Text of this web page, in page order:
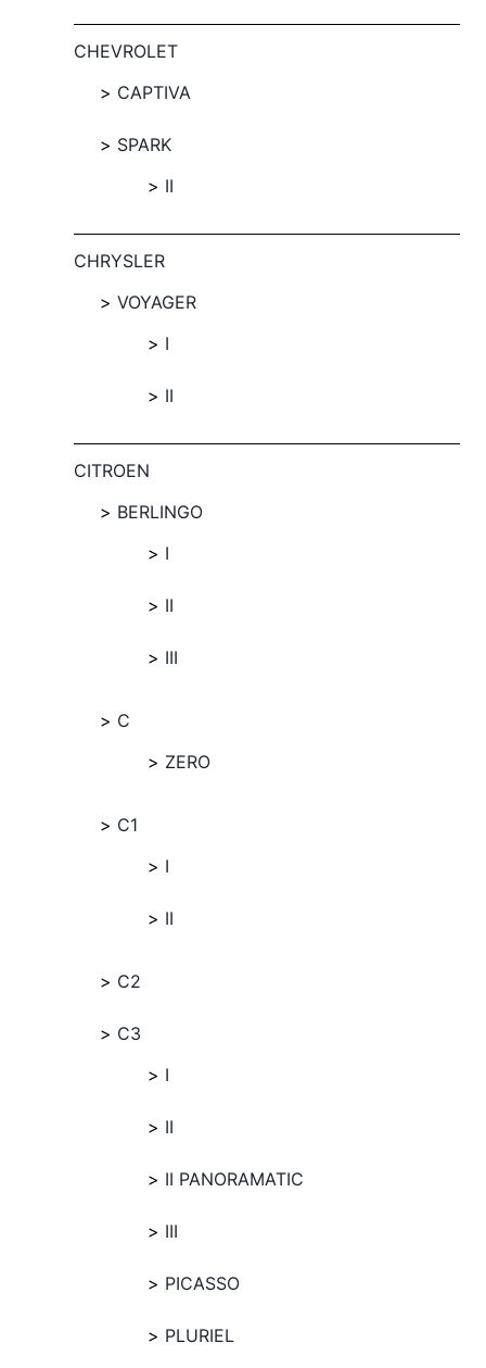
CHEVROLET
CAPTIVA
SPARK
II
CHRYSLER
VOYAGER
I
II
CITROEN
BERLINGO
I
II
III
C
ZERO
C1
I
II
C2
C3
I
II
II PANORAMATIC
III
PICASSO
PLURIEL